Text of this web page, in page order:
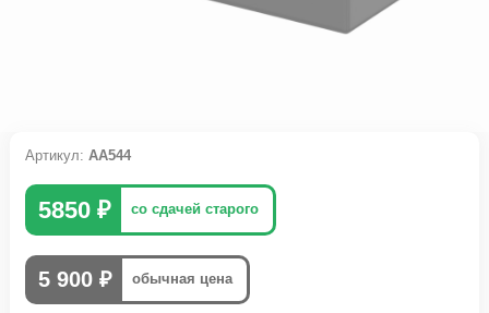
Артикул: АА544
5850 ₽ со сдачей старого
5 900 ₽ обычная цена